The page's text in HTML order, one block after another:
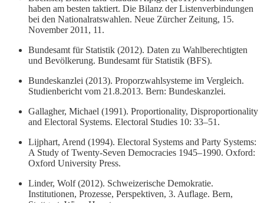
haben am besten taktiert. Die Bilanz der Listenverbindungen
bei den Nationalratswahlen. Neue Zürcher Zeitung, 15.
November 2011, 11.
Bundesamt für Statistik (2012). Daten zu Wahlberechtigten
und Bevölkerung. Bundesamt für Statistik (BFS).
Bundeskanzlei (2013). Proporzwahlsysteme im Vergleich.
Studienbericht vom 21.8.2013. Bern: Bundeskanzlei.
Gallagher, Michael (1991). Proportionality, Disproportionality
and Electoral Systems. Electoral Studies 10: 33–51.
Lijphart, Arend (1994). Electoral Systems and Party Systems:
A Study of Twenty-Seven Democracies 1945–1990. Oxford:
Oxford University Press.
Linder, Wolf (2012). Schweizerische Demokratie.
Institutionen, Prozesse, Perspektiven, 3. Auflage. Bern,